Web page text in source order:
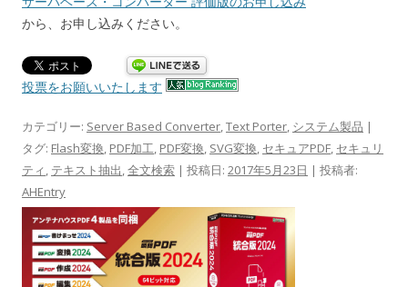
から、お申し込みください。
投票をお願いいたします
カテゴリー: Server Based Converter,Text Porter, システム製品 |
タグ: Flash変換, PDF加工, PDF変換, SVG変換, セキュアPDF, セキュリ
ティ, テキスト抽出,全文検索 | 投稿日: 2017年5月23日 | 投稿者:
AHEntry